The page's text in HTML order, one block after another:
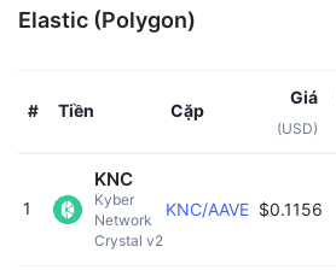
Elastic (Polygon)
# Tiền Cặp
Giá
(USD)
1
Kyber
Network
Crystal v2
KNC
KNC/AAVE $0.1156